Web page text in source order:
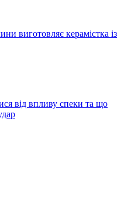
виготовляє керамістка із
від впливу спеки та що